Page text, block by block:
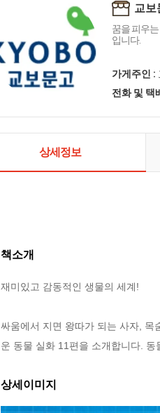
교보
꿈을 피우
입니다.
가게주인 :
전화 및 택
상세정보
책소개
재미있고 감동적인 생물의 세계!
싸움에서 지면 왕따가 되는 사자, 목
운 동물 실화 11편을 소개합니다.
상세이미지